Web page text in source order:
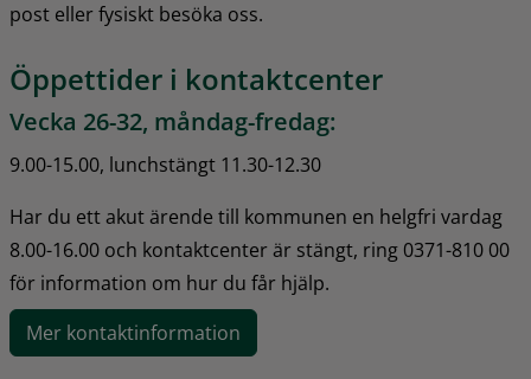
post eller fysiskt besöka oss.
Öppettider i kontaktcenter
Vecka 26-32, måndag-fredag:
9.00-15.00, lunchstängt 11.30-12.30
Har du ett akut ärende till kommunen en helgfri vardag
8.00-16.00 och kontaktcenter är stängt, ring 0371-810 00
för information om hur du får hjälp.
Mer kontaktinformation